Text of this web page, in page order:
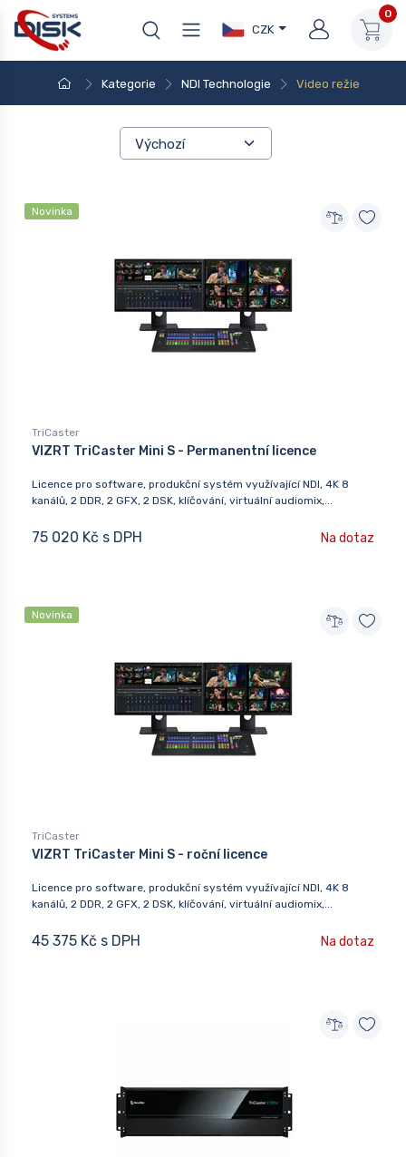
CZK
0
Kategorie NDI Technologie Video režie
Novinka
TriCaster
VIZRT TriCaster Mini S - Permanentní licence
Licence pro software, produkční systém využívající NDI, 4K 8
kanálů, 2 DDR, 2 GFX, 2 DSK, klíčování, virtuální audiomix,...
75 020 Kč s DPH Na dotaz
Novinka
TriCaster
VIZRT TriCaster Mini S - roční licence
Licence pro software, produkční systém využívající NDI, 4K 8
kanálů, 2 DDR, 2 GFX, 2 DSK, klíčování, virtuální audiomix,...
45 375 Kč s DPH Na dotaz